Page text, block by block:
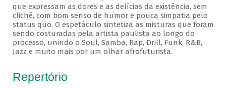
que expressam as dores e as delícias da existência, sem
clichê, com bom senso de humor e pouca simpatia pelo
status quo. O espetáculo sintetiza as misturas que foram
sendo costuradas pela artista paulista ao longo do
processo, unindo o Soul, Samba, Rap, Drill, Funk, R&B,
Jazz e muito mais por um olhar afrofuturista.
Repertório